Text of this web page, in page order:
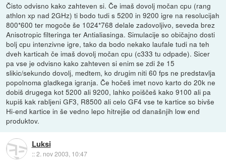
Čisto odvisno kako zahteven si. Če imaš dovolj močan cpu (rang
athlon xp nad 2GHz) ti bodo tudi s 5200 in 9200 igre na resolucijah
800*600 ter mogoče še 1024*768 delale zadovoljivo, seveda brez
Anisotropic filteringa ter Antialiasinga. Simulacije so običajno dosti
bolj cpu intenzivne igre, tako da bodo nekako laufale tudi na teh
dveh karticah če imaš dovolj močan cpu (c333 tu odpade). Sicer
pa vse je odvisno kako zahteven si enim se zdi že 15
slikic/sekundo dovolj, medtem, ko drugim niti 60 fps ne predstavlja
popolnoma gladkega igranja. Če hočeš imet novo karto do 20k ne
dobiš drugega kot 5200 ali 9200, lahko poiščeš kako 9100 ali pa
kupiš kak rabljeni GF3, R8500 ali celo GF4 vse te kartice so bivše
Hi-end kartice in še vedno lepo hitrejše od današnjih low end
produktov.
Luksi
::2. nov 2003, 10:47